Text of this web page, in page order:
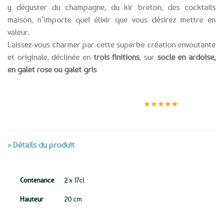
y déguster du champagne, du kir breton, des cocktails
maison, n’importe quel élixir que vous désirez mettre en
valeur.
Laissez-vous charmer par cette superbe création envoutante
et originale, déclinée en trois finitions, sur socle en ardoise,
en galet rose ou galet gris
★★★★★
> Détails du produit
Contenance 2 x 17cl
Hauteur 20 cm